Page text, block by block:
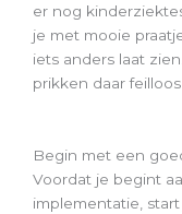
er nog
je met mooie
iets anders laat
prikken daar
Begin met een
Voordat je begint
implementatie,